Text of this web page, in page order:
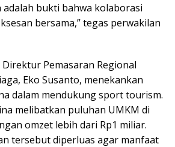
adalah bukti bahwa kolaborasi
bersama,” tegas perwakilan
Pemasaran Regional
Eko Susanto, menekankan
dalam mendukung sport tourism.
melibatkan puluhan UMKM di
omzet lebih dari Rp1 miliar.
tersebut diperluas agar manfaat